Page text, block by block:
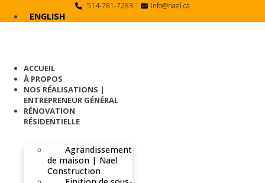
514-781-7283 | info@nael.ca
ENGLISH
ACCUEIL
À PROPOS
NOS RÉALISATIONS |
ENTREPRENEUR GÉNÉRAL
RÉNOVATION
RÉSIDENTIELLE
Agrandissement
de maison | Nael
Construction